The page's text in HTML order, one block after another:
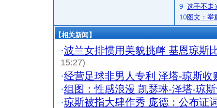
9 选手不走
10图文：举
【相关新闻】
·波兰女排惯用美貌挑衅 基恩琼斯
15:27)
·经营足球非男人专利 泽塔-琼斯收
·组图：性感浪漫 凯瑟琳-泽塔-琼
·琼斯被指大肆作秀 庞德：公布证